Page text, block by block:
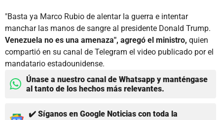
"Basta ya Marco Rubio de alentar la guerra e intentar
manchar las manos de sangre al presidente Donald Trump.
Venezuela no es una amenaza", agregó el ministro, quien
compartió en su canal de Telegram el video publicado por el
mandatario estadounidense.
Únase a nuestro canal de Whatsapp y manténgase
al tanto de los hechos más relevantes.
✔️ Síganos en Google Noticias con toda la